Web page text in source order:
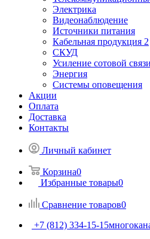
Электрика
Видеонаблюдение
Источники питания
Кабельная продукция 2
СКУД
Усиление сотовой связи
Энергия
Системы оповещения
Акции
Оплата
Доставка
Контакты
Личный кабинет
Корзина0
Избранные товары0
Сравнение товаров0
+7 (812) 334-15-15